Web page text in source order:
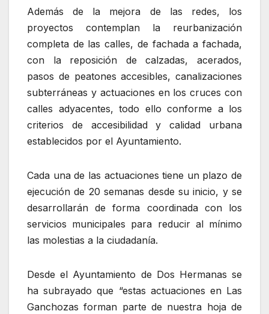
Además de la mejora de las redes, los
proyectos contemplan la reurbanización
completa de las calles, de fachada a fachada,
con la reposición de calzadas, acerados,
pasos de peatones accesibles, canalizaciones
subterráneas y actuaciones en los cruces con
calles adyacentes, todo ello conforme a los
criterios de accesibilidad y calidad urbana
establecidos por el Ayuntamiento.
Cada una de las actuaciones tiene un plazo de
ejecución de 20 semanas desde su inicio, y se
desarrollarán de forma coordinada con los
servicios municipales para reducir al mínimo
las molestias a la ciudadanía.
Desde el Ayuntamiento de Dos Hermanas se
ha subrayado que “estas actuaciones en Las
Ganchozas forman parte de nuestra hoja de